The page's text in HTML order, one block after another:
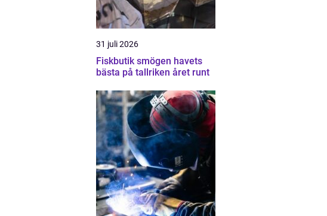
31 juli 2026
Fiskbutik smögen havets
bästa på tallriken året runt